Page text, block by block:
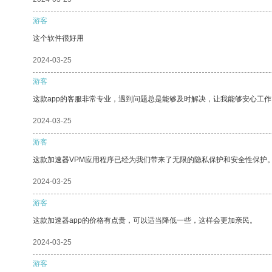
游客
这个软件很好用
2024-03-25
游客
这款app的客服非常专业，遇到问题总是能够及时解决，让我能够安心工
2024-03-25
游客
这款加速器VPM应用程序已经为我们带来了无限的隐私保护和安全性保护
2024-03-25
游客
这款加速器app的价格有点贵，可以适当降低一些，这样会更加亲民。
2024-03-25
游客